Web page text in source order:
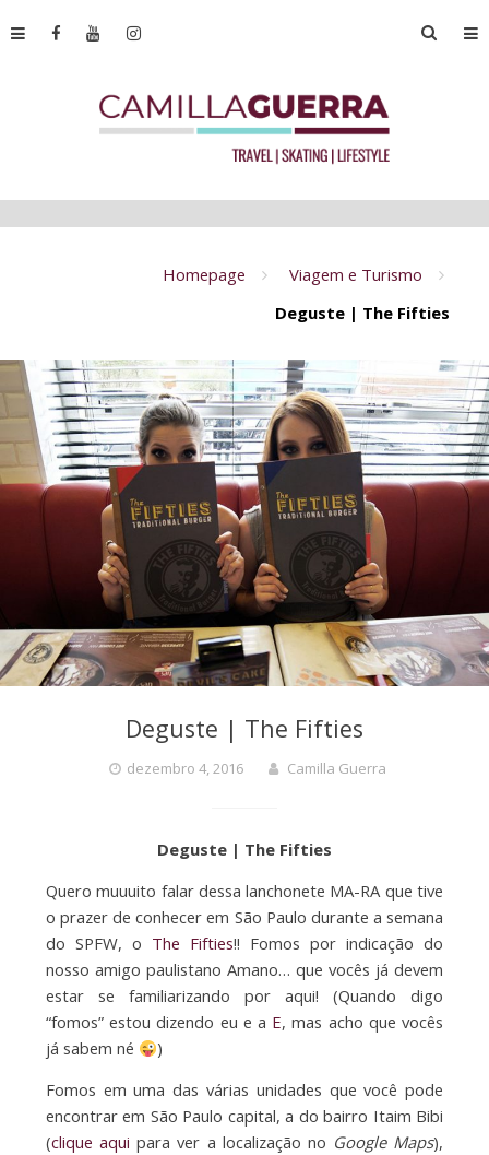
Homepage
Viagem e Turismo
Deguste | The Fifties
Deguste | The Fifties
dezembro 4, 2016 Camilla Guerra
Deguste | The Fifties
Quero muuuito falar dessa lanchonete MA-RA que tive
o prazer de conhecer em São Paulo durante a semana
do SPFW, o The Fifties!! Fomos por indicação do
nosso amigo paulistano Amano… que vocês já devem
estar se familiarizando por aqui! (Quando digo
“fomos” estou dizendo eu e a E, mas acho que vocês
já sabem né
)
Fomos em uma das várias unidades que você pode
encontrar em São Paulo capital, a do bairro Itaim Bibi
(clique aqui para ver a localização no Google Maps),